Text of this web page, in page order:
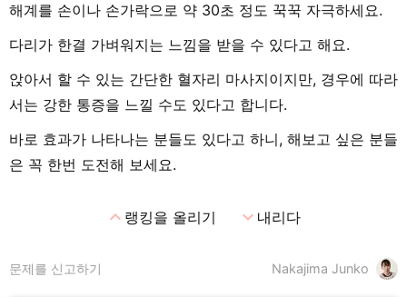
해계를 손이나 손가락으로 약 30초 정도 꾹꾹 자극하세요.
다리가 한결 가벼워지는 느낌을 받을 수 있다고 해요.
앉아서 할 수 있는 간단한 혈자리 마사지이지만, 경우에 따라
서는 강한 통증을 느낄 수도 있다고 합니다.
바로 효과가 나타나는 분들도 있다고 하니, 해보고 싶은 분들
은 꼭 한번 도전해 보세요.
expand_less랭킹을 올리기 expand_more내리다
Nakajima Junko
문제를 신고하기